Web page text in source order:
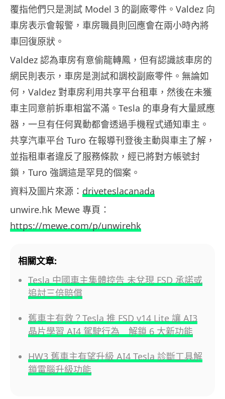
覆指他們只是測試 Model 3 的副廠零件。Valdez 向
車房表示會報警，車房職員則回應會在兩小時內將
車回復原狀。
Valdez 認為車房有意偷龍轉鳳，但有認識該車房的
網民則表示，車房是測試和調校副廠零件。無論如
何，Valdez 對車房利用共享平台租車，然後在未獲
車主同意前拆車相當不滿。Tesla 的車身有大量感應
器，一旦有任何異動都會透過手機程式通知車主。
共享汽車平台 Turo 在報導刊登後主動與車主了解，
並指租車者違反了服務條款，經已將對方帳號封
鎖，Turo 強調這是罕見的個案。
資料及圖片來源： driveteslacanada
unwire.hk Mewe 專頁：
https://mewe.com/p/unwirehk
相關文章:
Tesla 中國車主集體控告 未兌現 FSD 承諾或
追討三倍賠償
舊車主有救？Tesla 推 FSD v14 Lite 讓 AI3
晶片學習 AI4 駕駛行為 解鎖 6 大新功能
HW3 舊車主有望升級 AI4 Tesla 診斷工具解
鎖電腦升級功能